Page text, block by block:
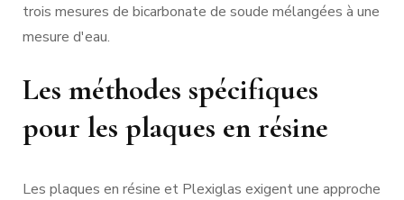
trois mesures de bicarbonate de soude mélangées à une
mesure d'eau.
Les méthodes spécifiques
pour les plaques en résine
Les plaques en résine et Plexiglas exigent une approche